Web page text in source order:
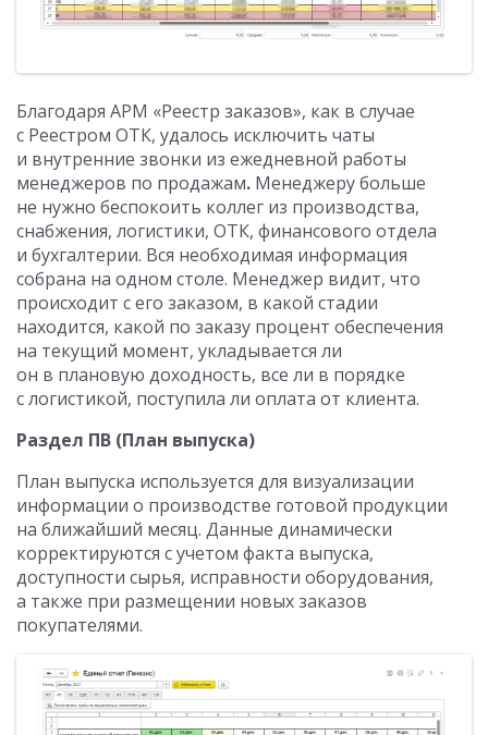
Благодаря АРМ «Реестр заказов», как в случае
с Реестром ОТК, удалось исключить чаты
и внутренние звонки из ежедневной работы
менеджеров по продажам. Менеджеру больше
не нужно беспокоить коллег из производства,
снабжения, логистики, ОТК, финансового отдела
и бухгалтерии. Вся необходимая информация
собрана на одном столе. Менеджер видит, что
происходит с его заказом, в какой стадии
находится, какой по заказу процент обеспечения
на текущий момент, укладывается ли
он в плановую доходность, все ли в порядке
с логистикой, поступила ли оплата от клиента.
Раздел ПВ (План выпуска)
План выпуска используется для визуализации
информации о производстве готовой продукции
на ближайший месяц. Данные динамически
корректируются с учетом факта выпуска,
доступности сырья, исправности оборудования,
а также при размещении новых заказов
покупателями.